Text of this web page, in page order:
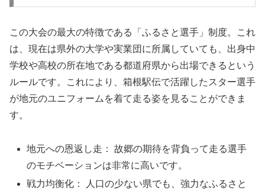
この大会の最大の特徴である「ふるさと選手」制度。これ
は、現在は県外の大学や実業団に所属していても、出身中
学校や高校の所在地である都道府県から出場できるという
ルールです。これにより、箱根駅伝で活躍したスター選手
が地元のユニフォームを着て走る姿を見ることができま
す。
地元への恩返し走： 故郷の期待を背負って走る選手
のモチベーションは非常に高いです。
戦力均衡化： 人口の少ない県でも、強力なふるさと